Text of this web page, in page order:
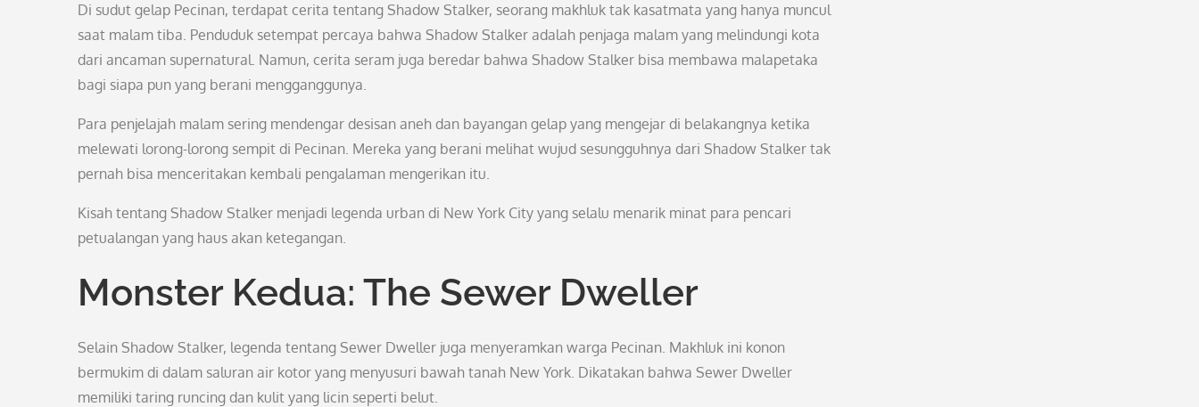
Di sudut gelap Pecinan, terdapat cerita tentang Shadow Stalker, seorang makhluk tak kasatmata yang hanya muncul
saat malam tiba. Penduduk setempat percaya bahwa Shadow Stalker adalah penjaga malam yang melindungi kota
dari ancaman supernatural. Namun, cerita seram juga beredar bahwa Shadow Stalker bisa membawa malapetaka
bagi siapa pun yang berani mengganggunya.
Para penjelajah malam sering mendengar desisan aneh dan bayangan gelap yang mengejar di belakangnya ketika
melewati lorong-lorong sempit di Pecinan. Mereka yang berani melihat wujud sesungguhnya dari Shadow Stalker tak
pernah bisa menceritakan kembali pengalaman mengerikan itu.
Kisah tentang Shadow Stalker menjadi legenda urban di New York City yang selalu menarik minat para pencari
petualangan yang haus akan ketegangan.
Monster Kedua: The Sewer Dweller
Selain Shadow Stalker, legenda tentang Sewer Dweller juga menyeramkan warga Pecinan. Makhluk ini konon
bermukim di dalam saluran air kotor yang menyusuri bawah tanah New York. Dikatakan bahwa Sewer Dweller
memiliki taring runcing dan kulit yang licin seperti belut.